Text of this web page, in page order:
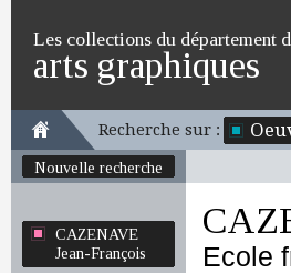
Les collections du département
arts graphiques
Recherche sur :
Nouvelle recherche
CAZENAVE
Jean-François
Ecole